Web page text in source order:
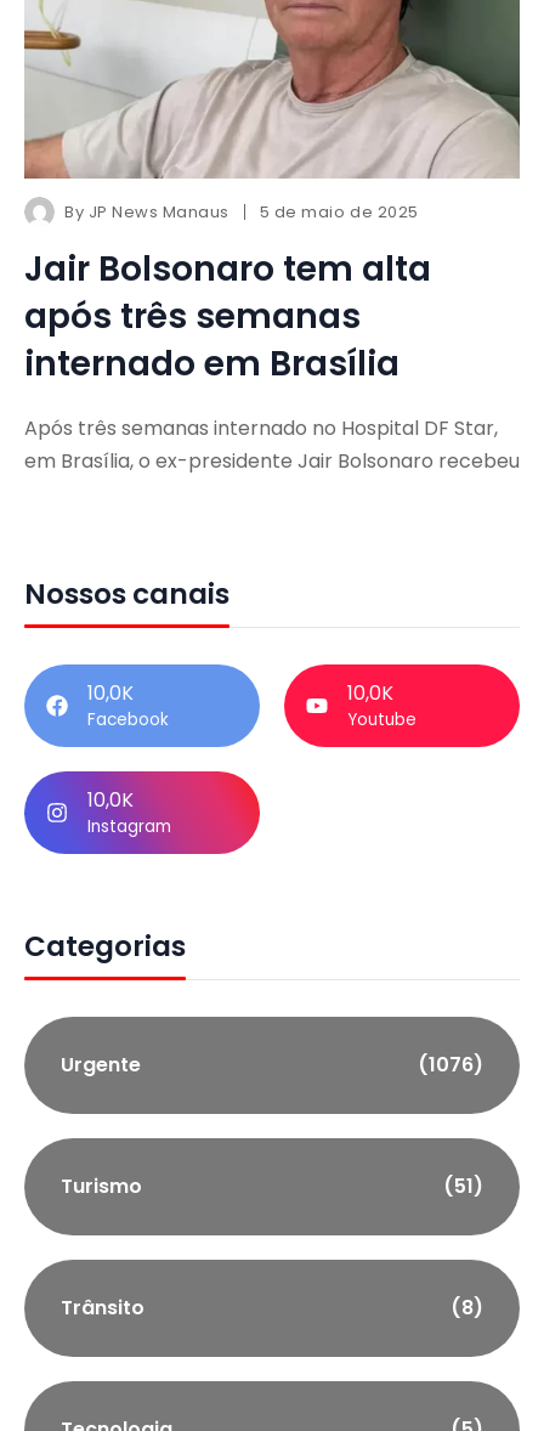
By JP News Manaus 5 de maio de 2025
Jair Bolsonaro tem alta
após três semanas
internado em Brasília
Após três semanas internado no Hospital DF Star,
em Brasília, o ex-presidente Jair Bolsonaro recebeu
Nossos canais
10,0K
Facebook
10,0K
Youtube
10,0K
Instagram
Categorias
Urgente (1076)
Turismo (51)
Trânsito (8)